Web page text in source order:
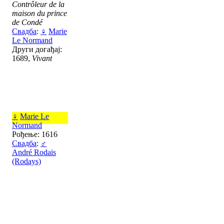
Contrôleur de la
maison du prince
de Condé
Свадба: ♀ Marie
Le Normand
Други догађај:
1689, Vivant
♀ Marie Le
Normand
Рођење: 1616
Свадба: ♂
André Rodais
(Rodays)